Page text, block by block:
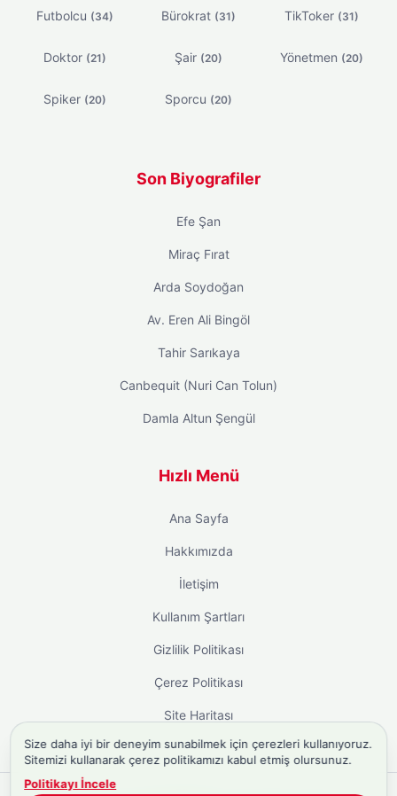
Futbolcu (34) Bürokrat (31) TikToker (31)
Doktor (21) Şair (20) Yönetmen (20)
Spiker (20) Sporcu (20)
Son Biyografiler
Efe Şan
Miraç Fırat
Arda Soydoğan
Av. Eren Ali Bingöl
Tahir Sarıkaya
Canbequit (Nuri Can Tolun)
Damla Altun Şengül
Hızlı Menü
Ana Sayfa
Hakkımızda
İletişim
Kullanım Şartları
Gizlilik Politikası
Çerez Politikası
Site Haritası
Size daha iyi bir deneyim sunabilmek için çerezleri kullanıyoruz.
Sitemizi kullanarak çerez politikamızı kabul etmiş olursunuz.
Politikayı İncele